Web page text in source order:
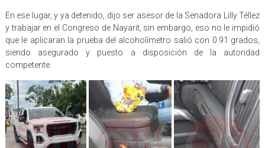
En ese lugar, y ya detenido, dijo ser asesor de la Senadora Lilly Téllez
y trabajar en el Congreso de Nayarit, sin embargo, eso no le impidió
que le aplicaran la prueba del alcoholímetro salió con 0.91 grados,
siendo asegurado y puesto a disposición de la autoridad
competente.